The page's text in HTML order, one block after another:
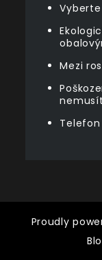
Mezi
Proudly